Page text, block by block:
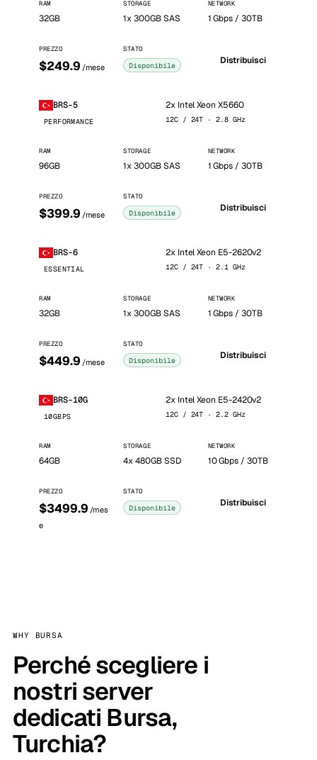
RAM
32GB
STORAGE
1x 300GB SAS
NETWORK
1 Gbps / 30TB
PREZZO
$249.9 /mese
STATO
Disponibile Distribuisci
BRS-5
PERFORMANCE
2x Intel Xeon X5660
12C / 24T · 2.8 GHz
RAM
96GB
STORAGE
1x 300GB SAS
NETWORK
1 Gbps / 30TB
PREZZO
$399.9 /mese
STATO
Disponibile Distribuisci
BRS-6
ESSENTIAL
2x Intel Xeon E5-2620v2
12C / 24T · 2.1 GHz
RAM
32GB
STORAGE
1x 300GB SAS
NETWORK
1 Gbps / 30TB
PREZZO
$449.9 /mese
STATO
Disponibile Distribuisci
BRS-10G
10GBPS
2x Intel Xeon E5-2420v2
12C / 24T · 2.2 GHz
RAM
64GB
STORAGE
4x 480GB SSD
NETWORK
10 Gbps / 30TB
PREZZO
$3499.9 /mes
e
STATO
Disponibile Distribuisci
WHY BURSA
Perché scegliere i
nostri server
dedicati Bursa,
Turchia?